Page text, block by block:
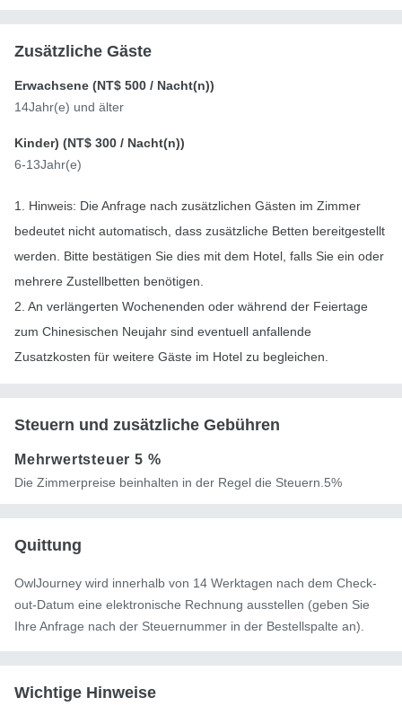
Zusätzliche Gäste
Erwachsene (NT$ 500 / Nacht(n))
14Jahr(e) und älter
Kinder) (NT$ 300 / Nacht(n))
6-13Jahr(e)
1. Hinweis: Die Anfrage nach zusätzlichen Gästen im Zimmer
bedeutet nicht automatisch, dass zusätzliche Betten bereitgestellt
werden. Bitte bestätigen Sie dies mit dem Hotel, falls Sie ein oder
mehrere Zustellbetten benötigen.
2. An verlängerten Wochenenden oder während der Feiertage
zum Chinesischen Neujahr sind eventuell anfallende
Zusatzkosten für weitere Gäste im Hotel zu begleichen.
Steuern und zusätzliche Gebühren
Mehrwertsteuer5 %
Die Zimmerpreise beinhalten in der Regel die Steuern.5%
Quittung
OwlJourney wird innerhalb von 14 Werktagen nach dem Check-
out-Datum eine elektronische Rechnung ausstellen (geben Sie
Ihre Anfrage nach der Steuernummer in der Bestellspalte an).
Wichtige Hinweise